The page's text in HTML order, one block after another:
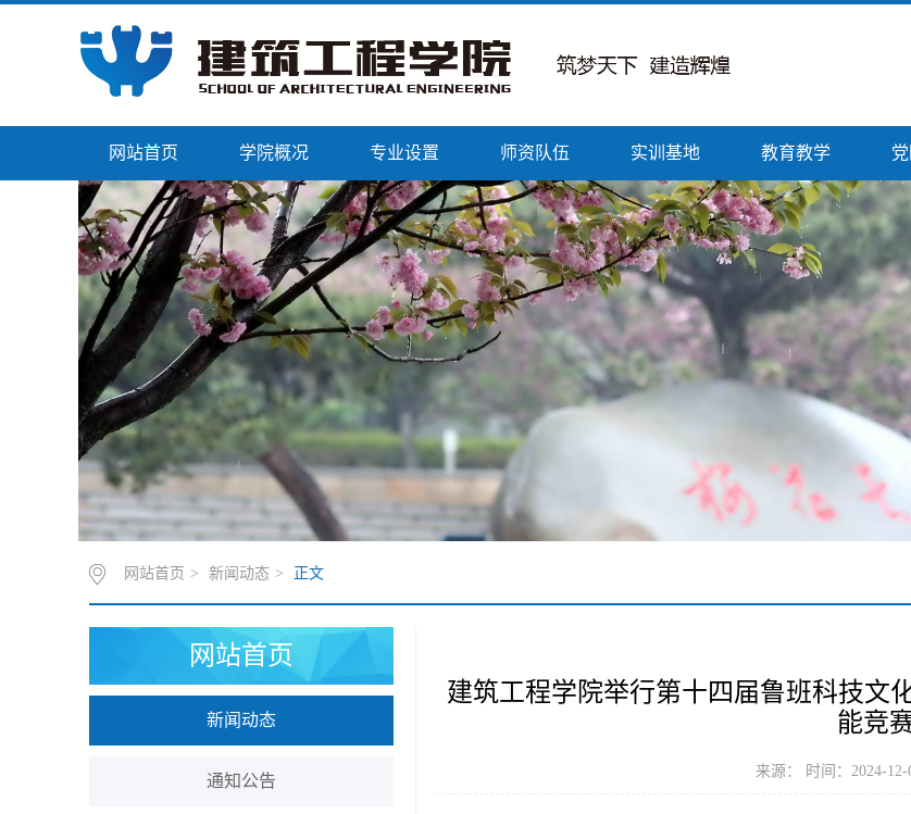
网站首页 学院概况 专业设置 师资队伍 实训基地 教育教学
网站首页 > 新闻动态 > 正文
网站首页
新闻动态
通知公告
建筑工程学院举行第十四届鲁班科技文
能竞
来源： 时间：2024-